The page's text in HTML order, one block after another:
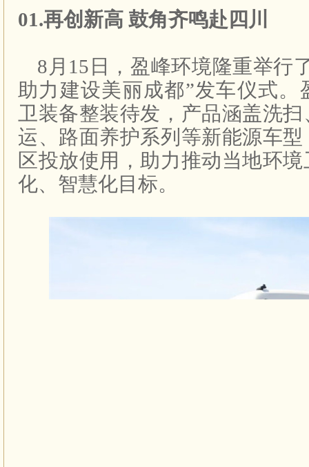
01.再创新高 鼓角齐鸣赴四川
8月15日，盈峰环境隆重举行
助力建设美丽成都”发车仪式。
卫装备整装待发，产品涵盖洗
运、路面养护系列等新能源车
区投放使用，助力推动当地环
化、智慧化目标。